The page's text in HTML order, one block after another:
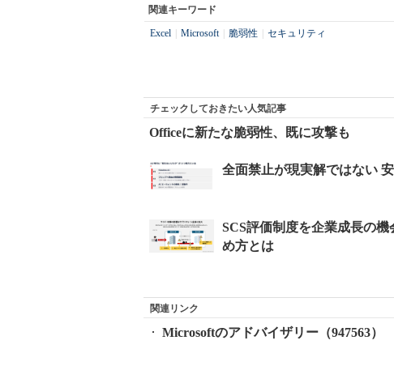
関連キーワード
Excel Microsoft 脆弱性 セキュリティ
チェックしておきたい人気記事
Officeに新たな脆弱性、既に攻撃も
関連リンク
Microsoftのアドバイザリー（947563）